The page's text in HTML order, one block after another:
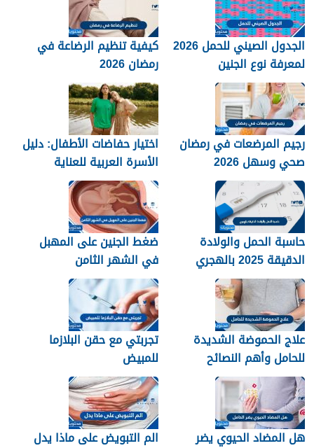
الجدول الصيني للحمل 2026
لمعرفة نوع الجنين
كيفية تنظيم الرضاعة في
رمضان 2026
رجيم المرضعات في رمضان
صحي وسهل 2026
اختيار حفاضات الأطفال: دليل
الأسرة العربية للعناية
والراحة
حاسبة الحمل والولادة
الدقيقة 2025 بالهجري
ضغط الجنين على المهبل
في الشهر الثامن
علاج الحموضة الشديدة
للحامل وأهم النصائح
للسيطرة على حموضة
المعدة
تجربتي مع حقن البلازما
للمبيض
هل المضاد الحيوي يضر
الم التبويض على ماذا يدل